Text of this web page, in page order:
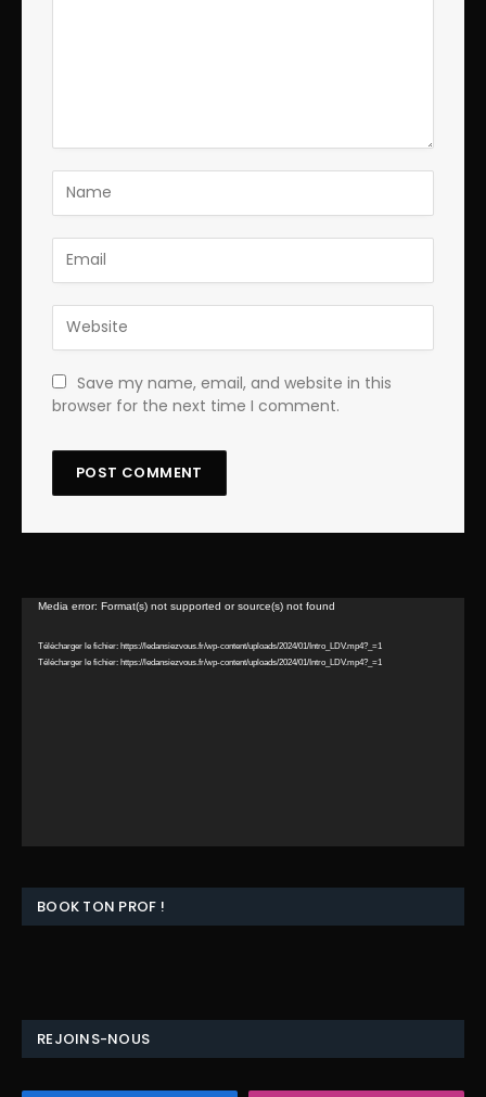
Save my name, email, and website in this
browser for the next time I comment.
Lecteur
Media error: Format(s) not supported or source(s) not found
Télécharger le fichier: https://ledansiezvous.fr/wp-content/uploads/2024/01/Intro_LDV.mp4?_=1
Télécharger le fichier: https://ledansiezvous.fr/wp-content/uploads/2024/01/Intro_LDV.mp4?_=1
BOOK TON PROF !
REJOINS-NOUS